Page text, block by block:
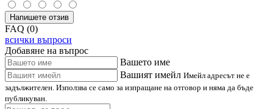
Напишете отзив
FAQ (0)
всички въпроси
Добавяне на въпрос
Вашето име
Вашият имейл Имейл адресът не е
задължителен. Използва се само за изпращане на отговор и няма да бъде
публикуван.